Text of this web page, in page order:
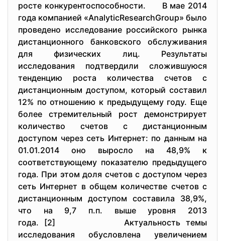
росте конкурентоспособности. В мае 2014
года компанией «AnalyticResearchGroup» было
проведено исследование российского рынка
дистанционного банковского обслуживания
для физических лиц. Результаты
исследования подтвердили сложившуюся
тенденцию роста количества счетов с
дистанционным доступом, который составил
12% по отношению к предыдущему году. Еще
более стремительный рост демонстрирует
количество счетов с дистанционным
доступом через сеть Интернет: по данным на
01.01.2014 оно выросло на 48,9% к
соответствующему показателю предыдущего
года. При этом доля счетов с доступом через
сеть Интернет в общем количестве счетов с
дистанционным доступом составила 38,9%,
что на 9,7 п.п. выше уровня 2013
года. [2]Актуальность темы
исследования обусловлена увеличением